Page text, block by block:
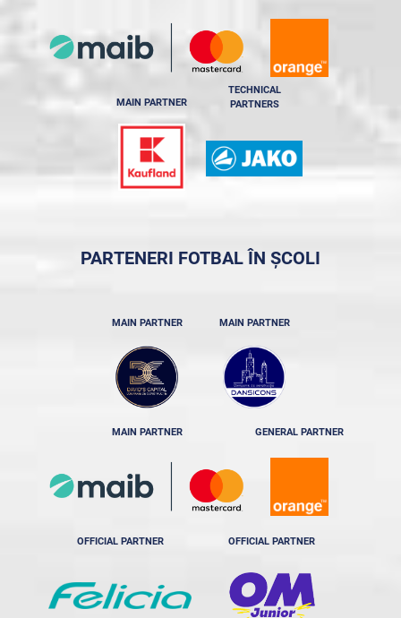
MAIN PARTNER
TECHNICAL
PARTNERS
PARTENERI FOTBAL ÎN ȘCOLI
MAIN PARTNER MAIN PARTNER
MAIN PARTNER GENERAL PARTNER
OFFICIAL PARTNER OFFICIAL PARTNER